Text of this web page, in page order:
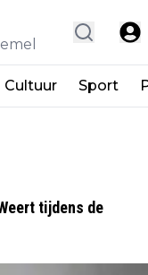
Cultuur Sport
tijdens de